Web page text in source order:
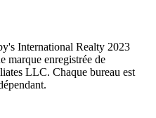
2023
marque enregistrée de
LLC. Chaque bureau est